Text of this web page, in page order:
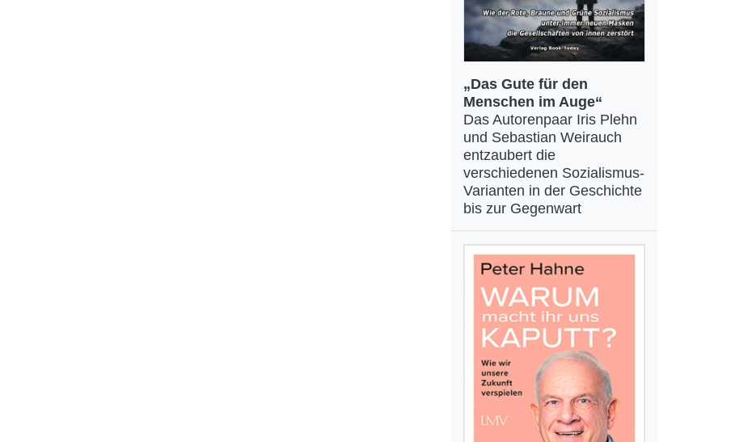
„Das Gute für den
Menschen im Auge“
Das Autorenpaar Iris Plehn
und Sebastian Weirauch
entzaubert die
verschiedenen Sozialismus-
Varianten in der Geschichte
bis zur Gegenwart